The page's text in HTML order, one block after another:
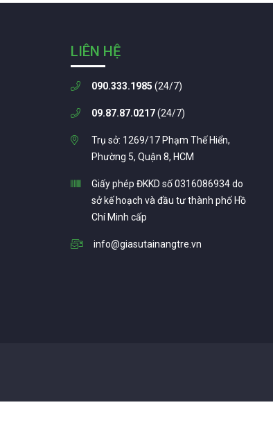
LIÊN HỆ
090.333.1985 (24/7)
09.87.87.0217(24/7)
Trụ sở: 1269/17 Phạm Thế Hiển,
Phường 5, Quận 8, HCM
Giấy phép ĐKKD số 0316086934 do
sở kế hoạch và đầu tư thành phố Hồ
Chí Minh cấp
info@giasutainangtre.vn